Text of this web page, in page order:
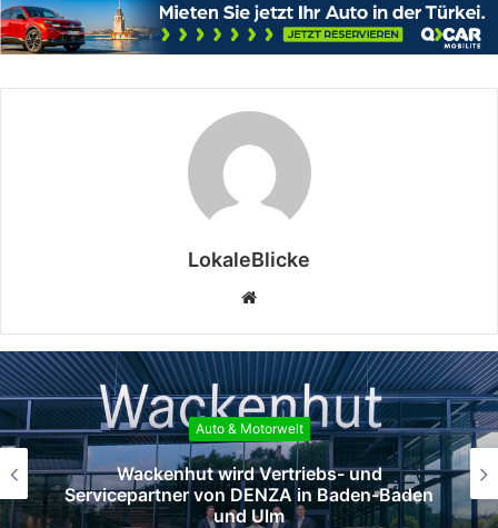
LokaleBlicke
Webseite
& Motorwelt
Vertriebs- und
in Baden-Baden
Ulm
Das DENZA-
Ebert wird